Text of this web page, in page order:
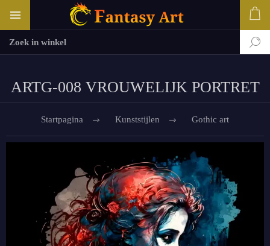
ARTG-008 VROUWELIJK PORTRET
Startpagina Kunststijlen Gothic art